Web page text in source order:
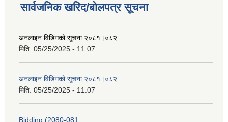
सार्वजनिक खरिद/बोलपत्र सूचना
अनलाइन विडि‌ं‍गको सूचना २०८१।०८२
मिति: 05/25/2025 - 11:07
अनलाइन विडि‌ं‍गको सूचना २०८१।०८२
मिति: 05/25/2025 - 11:07
Bidding (2080-081